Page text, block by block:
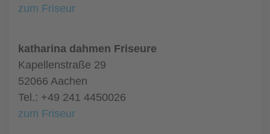
zum Friseur
katharina dahmen Friseure
Kapellenstraße 29
52066 Aachen
Tel.: +49 241 4450026
zum Friseur